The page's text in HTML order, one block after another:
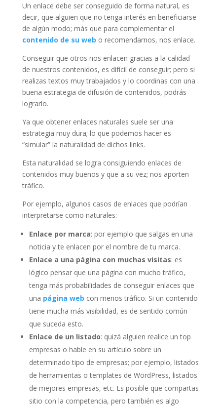
Un enlace debe ser conseguido de forma natural, es
decir, que alguien que no tenga interés en beneficiarse
de algún modo; más que para complementar el
contenido de su web o recomendarnos, nos enlace.
Conseguir que otros nos enlacen gracias a la calidad
de nuestros contenidos, es difícil de conseguir; pero si
realizas textos muy trabajados y lo coordinas con una
buena estrategia de difusión de contenidos, podrás
lograrlo.
Ya que obtener enlaces naturales suele ser una
estrategia muy dura; lo que podemos hacer es
“simular” la naturalidad de dichos links.
Esta naturalidad se logra consiguiendo enlaces de
contenidos muy buenos y que a su vez; nos aporten
tráfico.
Por ejemplo, algunos casos de enlaces que podrían
interpretarse como naturales:
Enlace por marca: por ejemplo que salgas en una
noticia y te enlacen por el nombre de tu marca.
Enlace a una página con muchas visitas: es
lógico pensar que una página con mucho tráfico,
tenga más probabilidades de conseguir enlaces que
una página web con menos tráfico. Si un contenido
tiene mucha más visibilidad, es de sentido común
que suceda esto.
Enlace de un listado: quizá alguien realice un top
empresas o hable en su artículo sobre un
determinado tipo de empresas; por ejemplo, listados
de herramientas o templates de WordPress, listados
de mejores empresas, etc. Es posible que compartas
sitio con la competencia, pero también es algo